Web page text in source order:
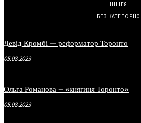
ІНШЕ8
БЕЗ КАТЕГОРІЇ0
Девід Кромбі — реформатор Торонто
05.08.2023
Ольга Романова – «княгиня Торонто»
05.08.2023